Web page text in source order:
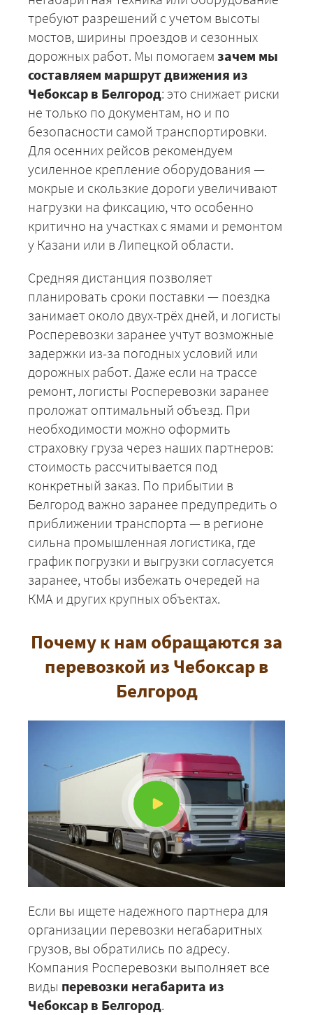
требуют разрешений с учетом высоты
мостов, ширины проездов и сезонных
дорожных работ. Мы помогаем зачем мы
составляем маршрут движения из
Чебоксар в Белгород: это снижает риски
не только по документам, но и по
безопасности самой транспортировки.
Для осенних рейсов рекомендуем
усиленное крепление оборудования —
мокрые и скользкие дороги увеличивают
нагрузки на фиксацию, что особенно
критично на участках с ямами и ремонтом
у Казани или в Липецкой области.
Средняя дистанция позволяет
планировать сроки поставки — поездка
занимает около двух-трёх дней, и логисты
Росперевозки заранее учтут возможные
задержки из-за погодных условий или
дорожных работ. Даже если на трассе
ремонт, логисты Росперевозки заранее
проложат оптимальный объезд. При
необходимости можно оформить
страховку груза через наших партнеров:
стоимость рассчитывается под
конкретный заказ. По прибытии в
Белгород важно заранее предупредить о
приближении транспорта — в регионе
сильна промышленная логистика, где
график погрузки и выгрузки согласуется
заранее, чтобы избежать очередей на
КМА и других крупных объектах.
Почему к нам обращаются за
перевозкой из Чебоксар в
Белгород
Если вы ищете надежного партнера для
организации перевозки негабаритных
грузов, вы обратились по адресу.
Компания Росперевозки выполняет все
виды перевозки негабарита из
Чебоксар в Белгород.
+7 (499) 520-05-23
ЗАКАЗАТЬ